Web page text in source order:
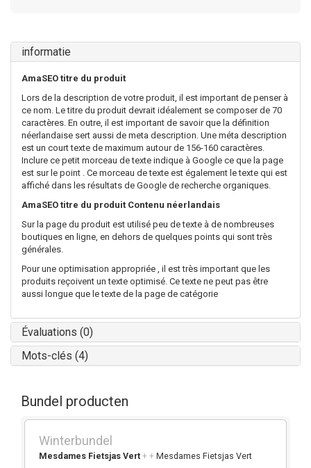
informatie
AmaSEO titre du produit
Lors de la description de votre produit, il est important de penser à
ce nom. Le titre du produit devrait idéalement se composer de 70
caractères. En outre, il est important de savoir que la définition
néerlandaise sert aussi de meta description. Une méta description
est un court texte de maximum autourde 156-160 caractères.
Inclure ce petit morceau de texte indique à Google ce que la page
est sur​​le point . Ce morceau de texte est également le texte qui est
affiché dans les résultats de Google de recherche organiques.
AmaSEO titre du produit Contenu néerlandais
Sur la page du produit est utilisé peu detexte à de nombreuses
boutiques en ligne, en dehors de quelques points qui sont très
générales.
Pourune optimisation appropriée , il est très important que les
produits reçoivent un texte optimisé. Ce texte ne peut pas être
aussi longue que le texte de la page de catégorie
Évaluations (0)
Mots-clés (4)
Bundel producten
Winterbundel
Mesdames Fietsjas Vert + + Mesdames Fietsjas Vert